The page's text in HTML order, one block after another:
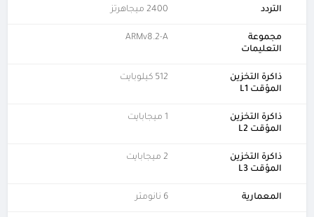
التردد 2400 ميجاهرتز
مجموعة
التعليمات
ARMv8.2-A
ذاكرة التخزين
المؤقت L1
512 كيلوبايت
ذاكرة التخزين
المؤقت L2
1 ميجابايت
ذاكرة التخزين
المؤقت L3
2 ميجابايت
المعمارية 6 نانومتر